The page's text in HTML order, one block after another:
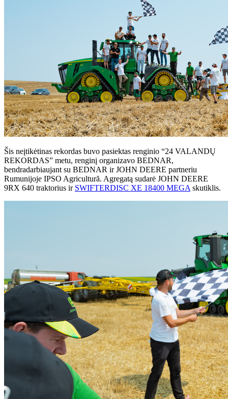
Šis neįtikėtinas rekordas buvo pasiektas renginio “24 VALANDŲ
REKORDAS” metu, renginį organizavo BEDNAR,
bendradarbiaujant su BEDNAR ir JOHN DEERE partneriu
Rumunijoje IPSO Agricultură. Agregatą sudarė JOHN DEERE
9RX 640 traktorius ir SWIFTERDISC XE 18400 MEGAskutiklis.